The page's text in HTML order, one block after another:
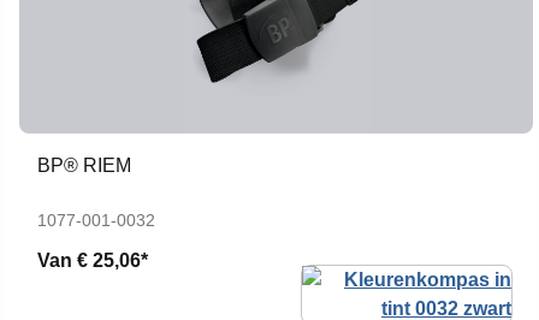
BP® RIEM
1077-001-0032
Van € 25,06*